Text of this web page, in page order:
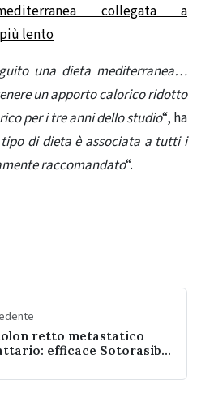
collegata a
lento
una dieta mediterranea…
unapporto caloricoridotto
per i tre anni dello studio“, ha
tipo di dieta è associata a tutti i
raccomandato“.
retto metastatico
efficace Sotorasib +